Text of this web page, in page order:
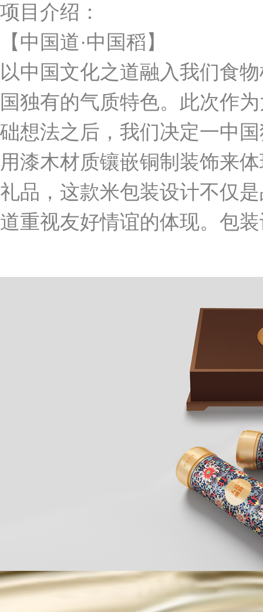
项目介绍：
【中国道·中国稻】
以中国文化之道融入我们食
国独有的气质特色。此次作
础想法之后，我们决定一中
用漆木材质镶嵌铜制装饰来
礼品，这款米包装设计不仅
道重视友好情谊的体现。包